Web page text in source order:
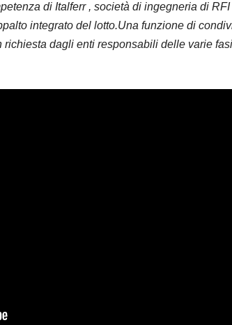
di Italferr , società di ingegneria di RFI
integrato del lotto.Una funzione di
dagli enti responsabili delle varie fasi